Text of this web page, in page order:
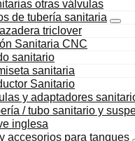
otras válvulas
de tubería sanitaria
triclover
Sanitaria CNC
sanitario
sanitaria
Sanitario
y adaptadores
/ tubo sanitario y
inglesa
accesorios para tanques